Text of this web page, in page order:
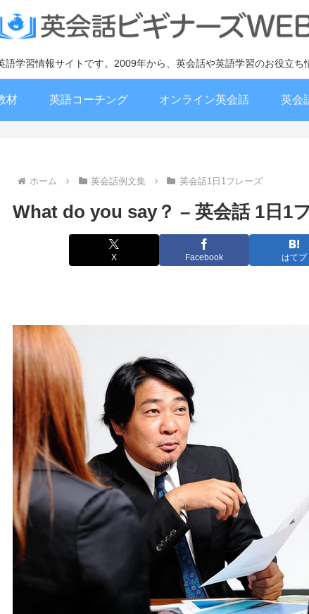
語学習情報サイトです。2009年から、英会話や英語学習のお役立ち
材 英語コーチング オンライン英会話 英会
ホーム 英会話例文集 英会話1日1フレーズ
What do you say？ – 英会話 1日1
X Facebook はてブ